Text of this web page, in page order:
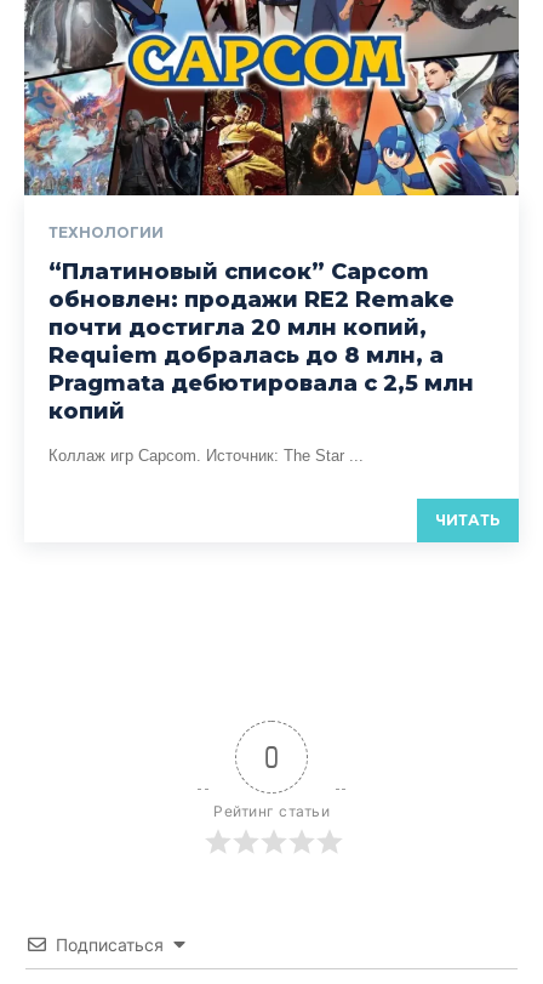
ТЕХНОЛОГИИ
“Платиновый список” Capcom
обновлен: продажи RE2 Remake
почти достигла 20 млн копий,
Requiem добралась до 8 млн, а
Pragmata дебютировала с 2,5 млн
копий
Коллаж игр Capcom. Источник: The Star ...
ЧИТАТЬ
0
Рейтинг статьи
Подписаться